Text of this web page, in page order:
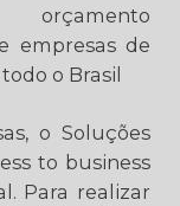
empresas de
o Brasil
o Soluções
to business
Para realizar